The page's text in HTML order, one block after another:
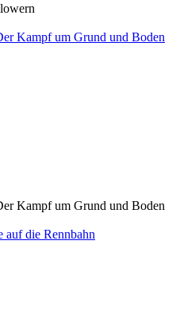
Kampf um Grund und Boden
Kampf um Grund und Boden
auf die Rennbahn